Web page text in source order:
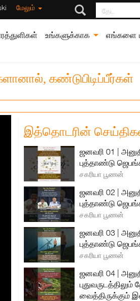
மேலும் தேட
உங்களுக்காக எங்களை
கண்டுபிடிப்பீர்கள்
இத்தொடரின்
ஜனவரி 01 |
புத்தாண்டு
சகரியா பூணன்
ஜனவரி 02 |
புத்தாண்டு
சகரியா பூணன்
ஜனவரி 03 |
புத்தாண்டு
சகரியா பூணன்
ஜனவரி 04 |
வைத்திருக்கும்